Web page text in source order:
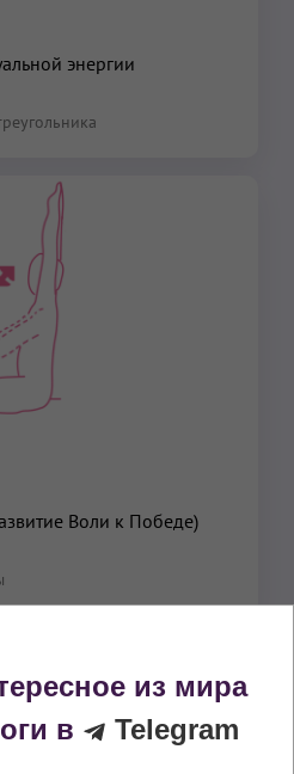
энергии
Воли к Победе)
из мира
в
Telegram